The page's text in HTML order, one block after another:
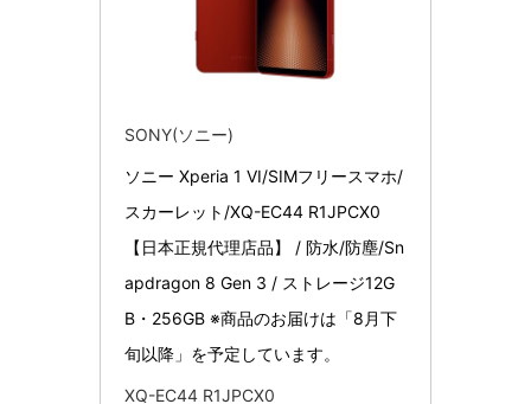
SONY(ソニー)
ソニー Xperia 1 VI/SIMフリースマホ/
スカーレット/XQ-EC44 R1JPCX0
【日本正規代理店品】 / 防水/防塵/Sn
apdragon 8 Gen 3 / ストレージ12G
B・256GB ※商品のお届けは「8月下
旬以降」を予定しています。
XQ-EC44 R1JPCX0